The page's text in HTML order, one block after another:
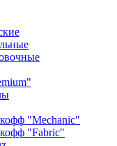
"Mechanic"
"Fabric"